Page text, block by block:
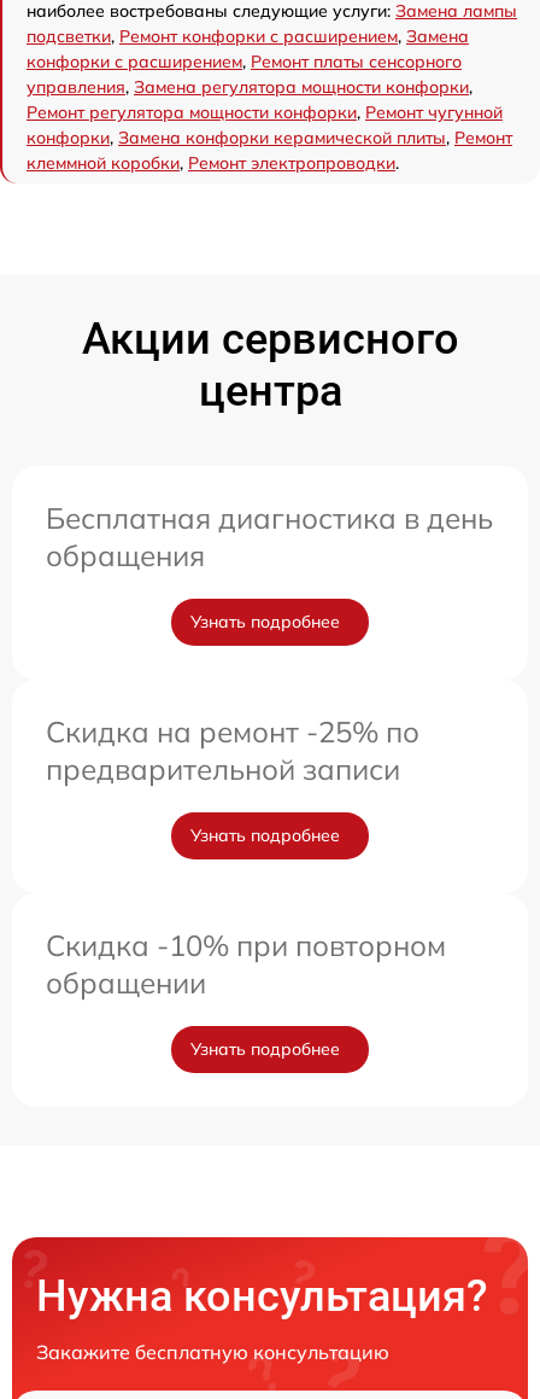
наиболее востребованы следующие услуги: Замена лампы
подсветки, Ремонт конфорки с расширением, Замена
конфорки с расширением, Ремонт платы сенсорного
управления, Замена регулятора мощности конфорки,
Ремонт регулятора мощности конфорки, Ремонт чугунной
конфорки, Замена конфорки керамической плиты, Ремонт
клеммной коробки, Ремонт электропроводки.
Акции сервисного
центра
Бесплатная диагностика в день
обращения
Узнать подробнее
Скидка на ремонт -25% по
предварительной записи
Узнать подробнее
Скидка -10% при повторном
обращении
Узнать подробнее
Нужна консультация?
Закажите бесплатную консультацию